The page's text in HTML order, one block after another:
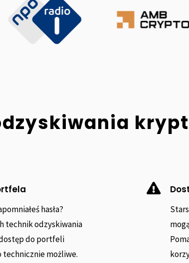
hasła?
technik odzyskiwania
do portfeli
technicznie możliwe.
